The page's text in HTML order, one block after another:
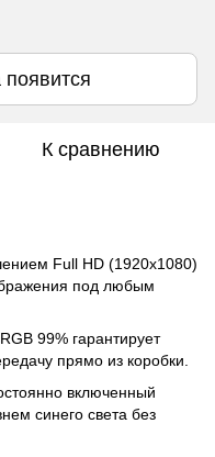
К сравнению
Full HD (1920x1080)
под любым
99% гарантирует
прямо из коробки.
включенный
синего света без